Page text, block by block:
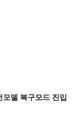
델 복구모드 진입